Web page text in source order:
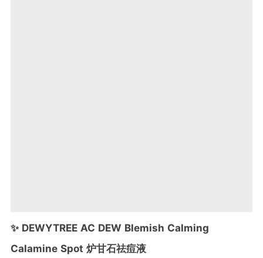
✨ DEWYTREE AC DEW Blemish Calming
Calamine Spot 炉甘石祛痘液